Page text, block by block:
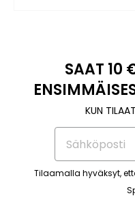
SAAT 10
KUN
Tilaamalla hyväksyt,